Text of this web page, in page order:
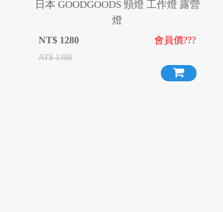
日本 GOODGOODS 頸燈 工作燈 露營
燈
NT$ 1280
NT$1380
會員價???